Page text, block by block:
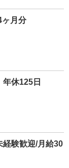
ヶ月分
休125日
経験歓迎/月給30